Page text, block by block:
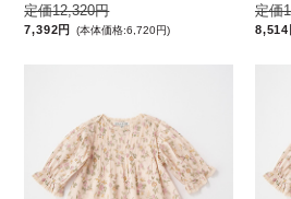
定価12,320円
7,392円 (本体価格:6,720円)
定価
8,514